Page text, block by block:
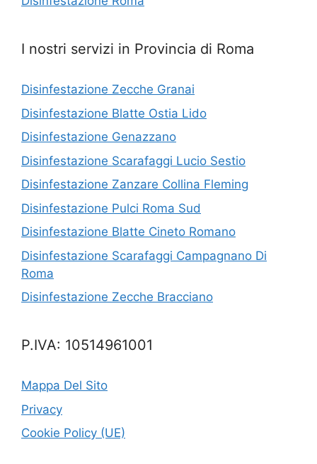
I nostri servizi in Provincia di Roma
Disinfestazione Zecche Granai
Disinfestazione Blatte Ostia Lido
Disinfestazione Genazzano
Disinfestazione Scarafaggi Lucio Sestio
Disinfestazione Zanzare Collina Fleming
Disinfestazione Pulci Roma Sud
Disinfestazione Blatte Cineto Romano
Disinfestazione Scarafaggi Campagnano Di
Roma
Disinfestazione Zecche Bracciano
P.IVA: 10514961001
Mappa Del Sito
Privacy
Cookie Policy (UE)